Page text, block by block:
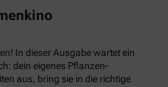
In dieser Ausgabe wartet ein
dein eigenes Pflanzen-
aus, bring sie in die richtige